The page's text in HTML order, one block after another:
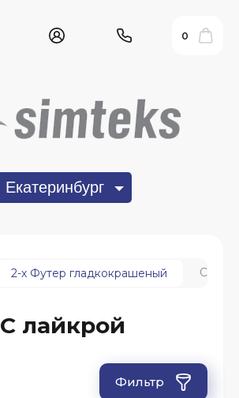
Екатеринбург
0
2-х Футер гладкокрашеный С
С лайкрой
Фильтр